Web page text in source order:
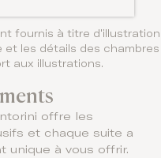
fournis à titre d'illustration
et les détails des chambres
aux illustrations.
offre les
et chaque suite a
unique à vous offrir.